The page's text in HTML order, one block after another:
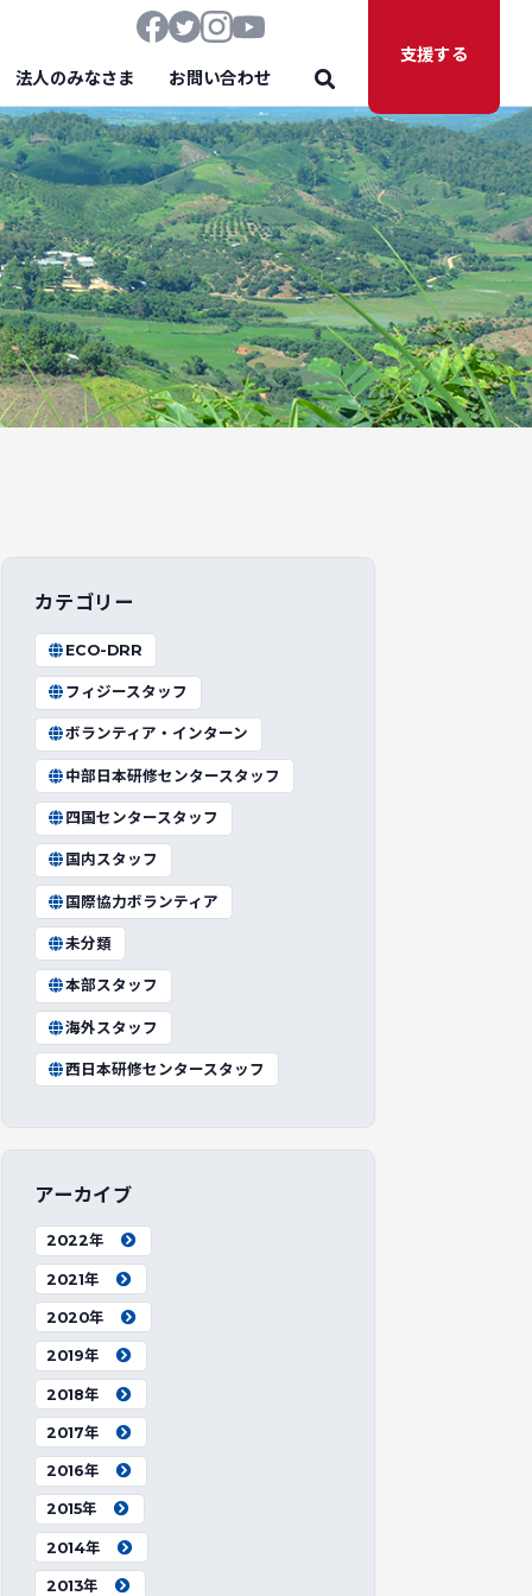
法人のみなさま お問い合わせ
支援する
カテゴリー
ECO-DRR
フィジースタッフ
ボランティア・インターン
中部日本研修センタースタッフ
四国センタースタッフ
国内スタッフ
国際協力ボランティア
未分類
本部スタッフ
海外スタッフ
西日本研修センタースタッフ
アーカイブ
2022年
2021年
2020年
2019年
2018年
2017年
2016年
2015年
2014年
2013年